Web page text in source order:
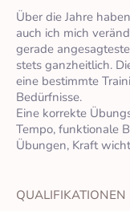
Über die Jahre
auch ich mich
gerade
stets ganzheitlich.
eine bestimmte
Bedürfnisse.
Eine korrekte
Tempo, funktionale
Übungen, Kraft
QUALIFIKATIONEN